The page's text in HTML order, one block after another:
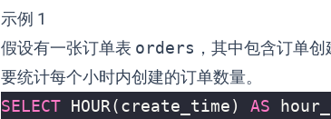
示例 1
假设有一张订单表 orders ，其中包含订单创
要统计每个小时内创建的订单数量。
SELECT HOUR(create_time) AS